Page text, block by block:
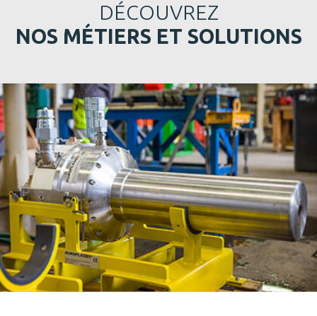
DÉCOUVREZ
NOS MÉTIERS ET SOLUTIONS